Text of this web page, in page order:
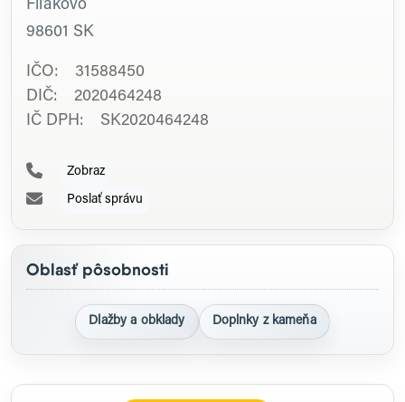
Fiľakovo
98601 SK
IČO: 31588450
DIČ: 2020464248
IČ DPH: SK2020464248
Zobraz
Poslať správu
Oblasť pôsobnosti
Dlažby a obklady Doplnky z kameňa